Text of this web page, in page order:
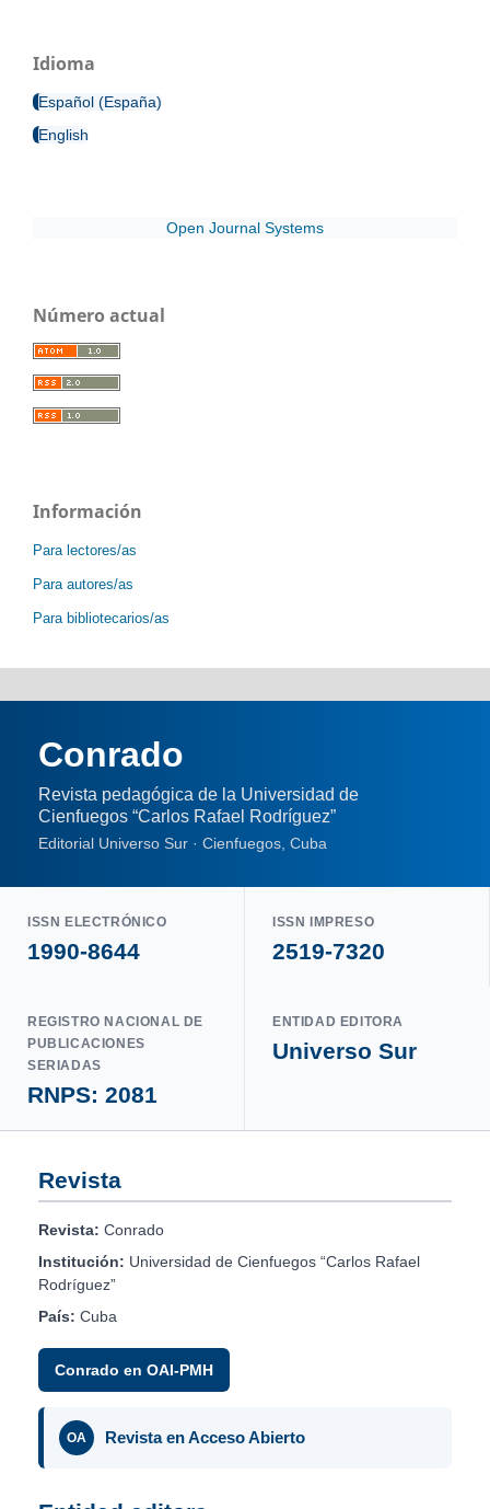
Idioma
Español (España)
English
Open Journal Systems
Número actual
Información
Para lectores/as
Para autores/as
Para bibliotecarios/as
Conrado
Revista pedagógica de la Universidad de
Cienfuegos “Carlos Rafael Rodríguez”
Editorial Universo Sur · Cienfuegos, Cuba
ISSN ELECTRÓNICO
1990-8644
ISSN IMPRESO
2519-7320
REGISTRO NACIONAL DE
PUBLICACIONES
SERIADAS
RNPS: 2081
ENTIDAD EDITORA
Universo Sur
Revista
Revista: Conrado
Institución: Universidad de Cienfuegos “Carlos Rafael
Rodríguez”
País: Cuba
Conrado en OAI-PMH
OA Revista en Acceso Abierto